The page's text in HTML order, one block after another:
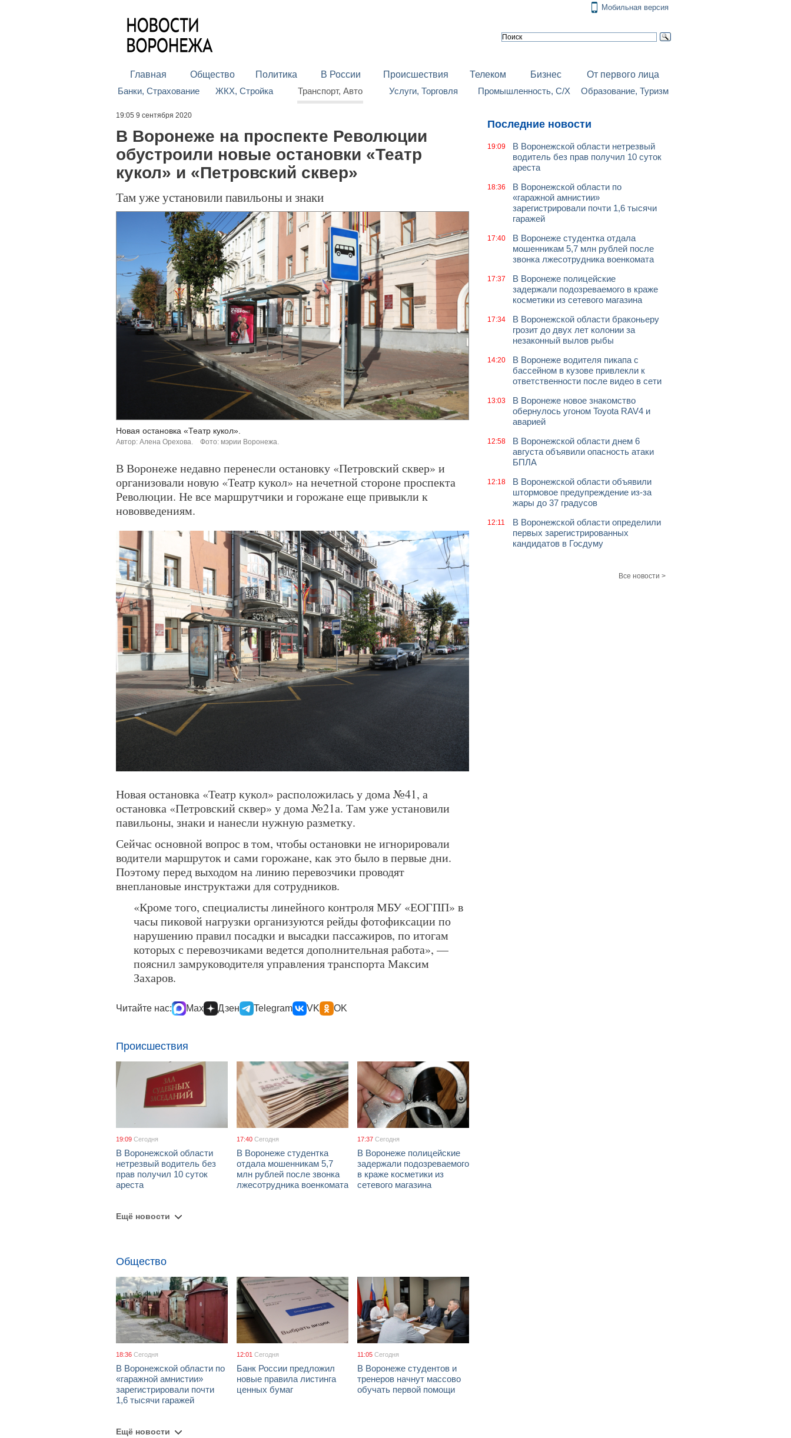
Мобильная версия
Главная Общество Политика В России Происшествия Телеком Бизнес
От первого лица
Банки, Страхование
ЖКХ, Стройка Транспорт, Авто Услуги, Торговля Промышленность, С/Х Образование, Туризм
19:05 9 сентября 2020
В Воронеже на проспекте Революции
обустроили новые остановки «Театр
кукол» и «Петровский сквер»
Там уже установили павильоны и знаки
Новая остановка «Театр кукол».
Автор: Алена Орехова. Фото: мэрии Воронежа.
В Воронеже недавно перенесли остановку «Петровский сквер» и
организовали новую «Театр кукол» на нечетной стороне проспекта
Революции. Не все маршрутчики и горожане еще привыкли к
нововведениям.
Новая остановка «Театр кукол» расположилась у дома №41, а
остановка «Петровский сквер» у дома №21а. Там уже установили
павильоны, знаки и нанесли нужную разметку.
Сейчас основной вопрос в том, чтобы остановки не игнорировали
водители маршруток и сами горожане, как это было в первые дни.
Поэтому перед выходом на линию перевозчики проводят
внеплановые инструктажи для сотрудников.
«Кроме того, специалисты линейного контроля МБУ «ЕОГПП» в
часы пиковой нагрузки организуются рейды фотофиксации по
нарушению правил посадки и высадки пассажиров, по итогам
которых с перевозчиками ведется дополнительная работа», —
пояснил замруководителя управления транспорта Максим
Захаров.
Читайте нас: Max Дзен Telegram VK OK
Происшествия
19:09 Сегодня
В Воронежской области
нетрезвый водитель без
прав получил 10 суток
ареста
17:40 Сегодня
В Воронеже студентка
отдала мошенникам 5,7
млн рублей после звонка
лжесотрудника военкомата
17:37 Сегодня
В Воронеже полицейские
задержали подозреваемого
в краже косметики из
сетевого магазина
Ещё новости
Общество
18:36 Сегодня
В Воронежской области по
«гаражной амнистии»
зарегистрировали почти
1,6 тысячи гаражей
12:01 Сегодня
Банк России предложил
новые правила листинга
ценных бумаг
11:05 Сегодня
В Воронеже студентов и
тренеров начнут массово
обучать первой помощи
Ещё новости
Последние новости
19:09
В Воронежской области нетрезвый
водитель без прав получил 10 суток
ареста
18:36
В Воронежской области по
«гаражной амнистии»
зарегистрировали почти 1,6 тысячи
гаражей
17:40
В Воронеже студентка отдала
мошенникам 5,7 млн рублей после
звонка лжесотрудника военкомата
17:37
В Воронеже полицейские
задержали подозреваемого в краже
косметики из сетевого магазина
17:34
В Воронежской области браконьеру
грозит до двух лет колонии за
незаконный вылов рыбы
14:20
В Воронеже водителя пикапа с
бассейном в кузове привлекли к
ответственности после видео в сети
13:03
В Воронеже новое знакомство
обернулось угоном Toyota RAV4 и
аварией
12:58
В Воронежской области днем 6
августа объявили опасность атаки
БПЛА
12:18
В Воронежской области объявили
штормовое предупреждение из-за
жары до 37 градусов
12:11
В Воронежской области определили
первых зарегистрированных
кандидатов в Госдуму
Все новости >